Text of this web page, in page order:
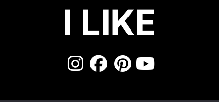
I LIKE